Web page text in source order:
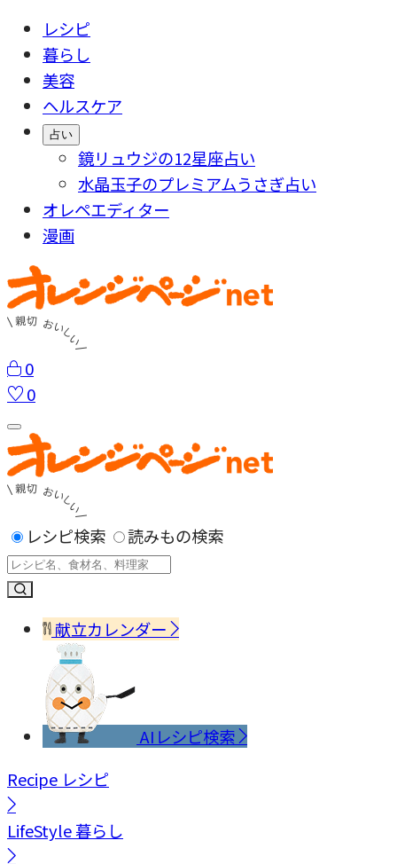
レシピ
暮らし
美容
ヘルスケア
占い
鏡リュウジの12星座占い
水晶玉子のプレミアムうさぎ占い
オレペエディター
漫画
0
0
レシピ検索 読みもの検索
献立カレンダー
AIレシピ検索
Recipe レシピ
LifeStyle暮らし